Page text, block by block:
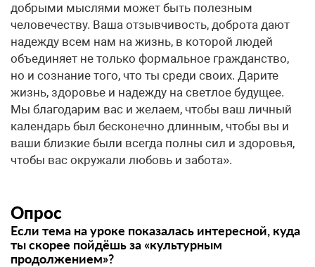
добрыми мыслями может быть полезным
человечеству. Ваша отзывчивость, доброта дают
надежду всем нам на жизнь, в которой людей
объединяет не только формальное гражданство,
но и сознание того, что ты среди своих. Дарите
жизнь, здоровье и надежду на светлое будущее.
Мы благодарим вас и желаем, чтобы ваш личный
календарь был бесконечно длинным, чтобы вы и
ваши близкие были всегда полны сил и здоровья,
чтобы вас окружали любовь и забота».
Опрос
Если тема на уроке показалась интересной, куда
ты скорее пойдёшь за «культурным
продолжением»?